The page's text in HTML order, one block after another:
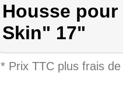
Housse
Skin" 17"
* Prix TTC plus frais